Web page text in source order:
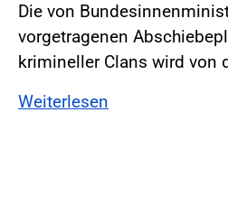
Die von
vorgetragenen
krimineller Clans wird von
Weiterlesen